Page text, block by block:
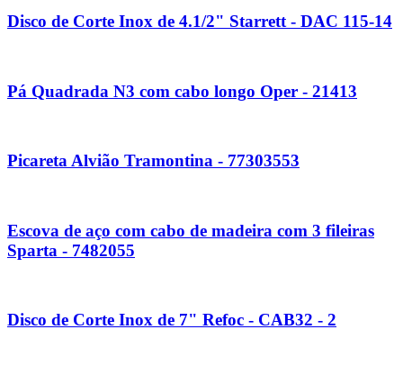
Disco de Corte Inox de 4.1/2" Starrett - DAC 115-14
Pá Quadrada N3 com cabo longo Oper - 21413
Picareta Alvião Tramontina - 77303553
Escova de aço com cabo de madeira com 3 fileiras
Sparta - 7482055
Disco de Corte Inox de 7" Refoc - CAB32 - 2